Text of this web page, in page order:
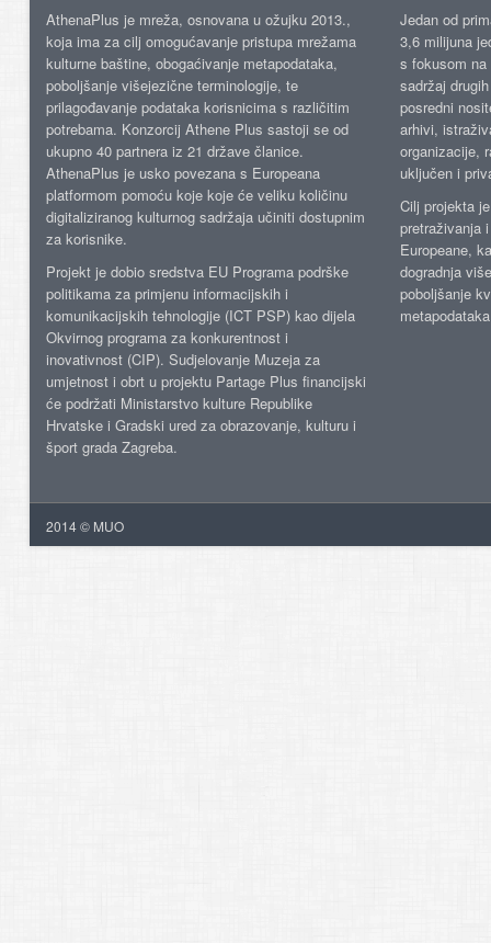
AthenaPlus je mreža, osnovana u ožujku 2013.,
koja ima za cilj omogućavanje pristupa mrežama
kulturne baštine, obogaćivanje metapodataka,
poboljšanje višejezične terminologije, te
prilagođavanje podataka korisnicima s različitim
potrebama. Konzorcij Athene Plus sastoji se od
ukupno 40 partnera iz 21 države članice.
AthenaPlus je usko povezana s Europeana
platformom pomoću koje koje će veliku količinu
digitaliziranog kulturnog sadržaja učiniti dostupnim
za korisnike.
Projekt je dobio sredstva EU Programa podrške
politikama za primjenu informacijskih i
komunikacijskih tehnologije (ICT PSP) kao dijela
Okvirnog programa za konkurentnost i
inovativnost (CIP). Sudjelovanje Muzeja za
umjetnost i obrt u projektu Partage Plus financijski
će podržati Ministarstvo kulture Republike
Hrvatske i Gradski ured za obrazovanje, kulturu i
šport grada Zagreba.
Jedan od
3,6 milijuna
s fokusom
sadržaj
posredni
arhivi,
organizacije,
uključen i
Cilj projekta
pretraživanja
Europeane,
dogradnja
poboljšanje
2014 © MUO